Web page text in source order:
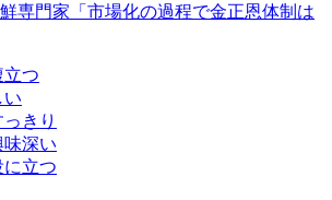
専門家「市場化の過程で金正恩体制は
立つ
い
っきり
味深い
に立つ